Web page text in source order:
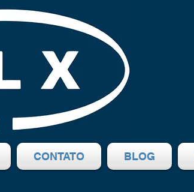
CONTATO BLOG